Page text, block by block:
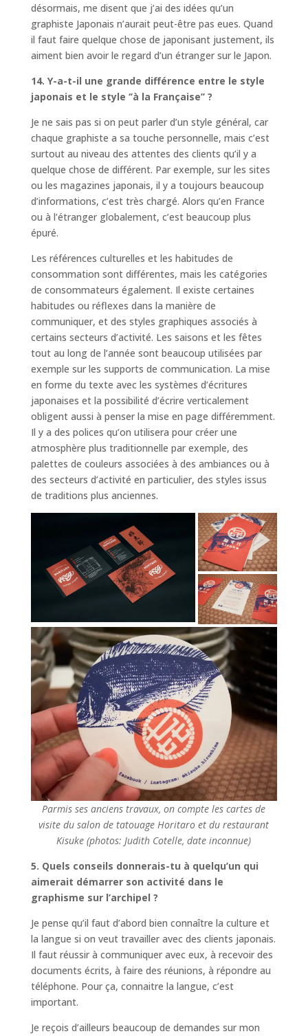
désormais, me disent que j’ai des idées qu’un
graphiste Japonais n’aurait peut-être pas eues. Quand
il faut faire quelque chose de japonisant justement, ils
aiment bien avoir le regard d’un étranger sur le Japon.
14. Y-a-t-il une grande différence entre le style
japonais et le style ‘’à la Française’’ ?
Je ne sais pas si on peut parler d’un style général, car
chaque graphiste a sa touche personnelle, mais c’est
surtout au niveau des attentes des clients qu’il y a
quelque chose de différent. Par exemple, sur les sites
ou les magazines japonais, il y a toujours beaucoup
d’informations, c’est très chargé. Alors qu’en France
ou à l’étranger globalement, c’est beaucoup plus
épuré.
Les références culturelles et les habitudes de
consommation sont différentes, mais les catégories
de consommateurs également. Il existe certaines
habitudes ou réflexes dans la manière de
communiquer, et des styles graphiques associés à
certains secteurs d’activité. Les saisons et les fêtes
tout au long de l’année sont beaucoup utilisées par
exemple sur les supports de communication. La mise
en forme du texte avec les systèmes d’écritures
japonaises et la possibilité d’écrire verticalement
obligent aussi à penser la mise en page différemment.
Il y a des polices qu’on utilisera pour créer une
atmosphère plus traditionnelle par exemple, des
palettes de couleurs associées à des ambiances ou à
des secteurs d’activité en particulier, des styles issus
de traditions plus anciennes.
Parmis ses anciens travaux, on compte les cartes de
visite du salon de tatouage Horitaro et du restaurant
Kisuke (photos: Judith Cotelle, date inconnue)
5. Quels conseils donnerais-tu à quelqu’un qui
aimerait démarrer son activité dans le
graphisme sur l’archipel ?
Je pense qu’il faut d’abord bien connaître la culture et
la langue si on veut travailler avec des clients japonais.
Il faut réussir à communiquer avec eux, à recevoir des
documents écrits, à faire des réunions, à répondre au
téléphone. Pour ça, connaitre la langue, c’est
important.
Je reçois d’ailleurs beaucoup de demandes sur mon